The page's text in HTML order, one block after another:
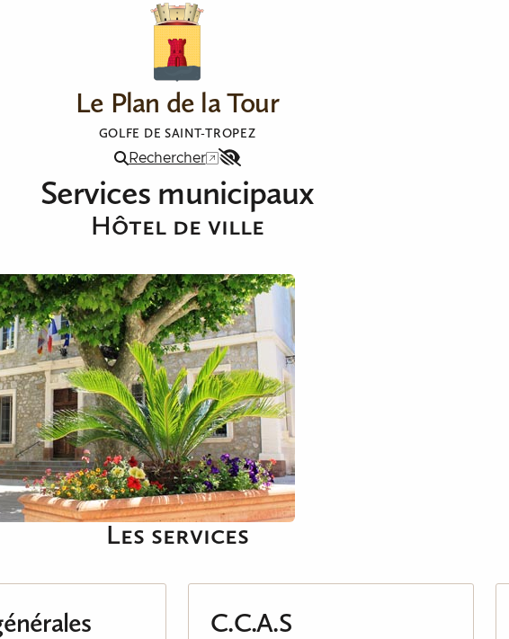
Le Plan de la Tour
GOLFE DE SAINT-TROPEZ
Menu
Rechercher
Accessibilité
Services municipaux
Hôtel de ville
Les services
C.C.A.S